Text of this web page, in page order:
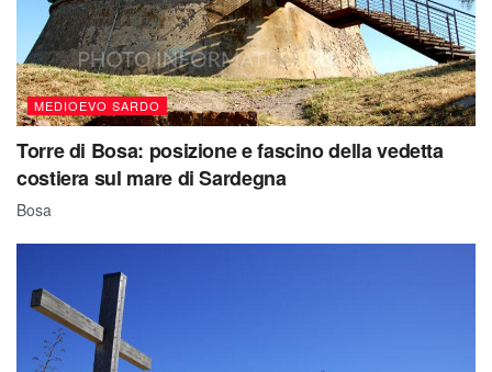
MEDIOEVO SARDO
Torre di Bosa: posizione e fascino della vedetta
costiera sul mare di Sardegna
Bosa